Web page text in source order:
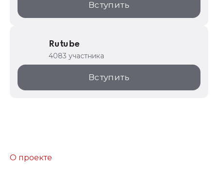
Вступить
Rutube
4083 участника
Вступить
О проекте